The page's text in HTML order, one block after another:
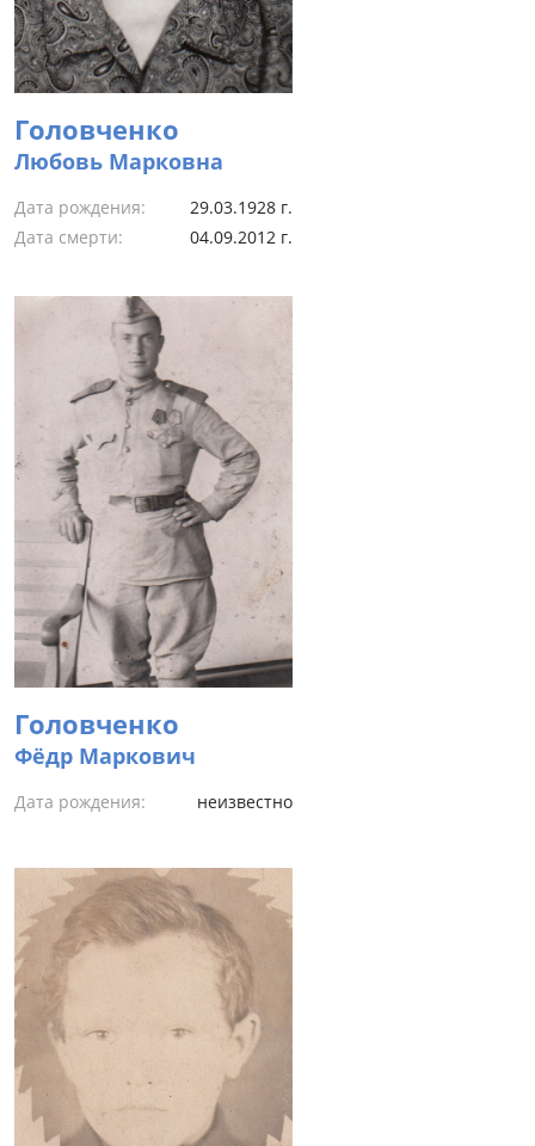
Головченко
Любовь Марковна
Дата рождения:
29.03.1928 г.
Дата смерти:
04.09.2012 г.
Головченко
Фёдр Маркович
Дата рождения: неизвестно